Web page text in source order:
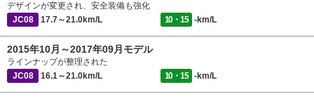
デザインが変更され、安全装備も強化
JC08
17.7～21.0km/L 10・15 -km/L
2015年10月～2017年09月モデル
ラインナップが整理された
JC08
16.1～21.0km/L 10・15 -km/L